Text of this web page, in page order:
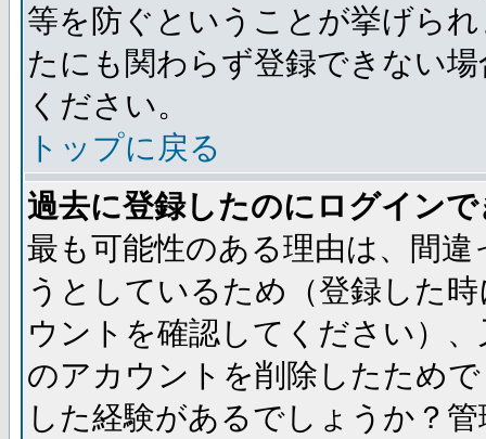
等を防ぐということが挙げら
たにも関わらず登録できない
ください。
トップに戻る
過去に登録したのにログイン
最も可能性のある理由は、間
うとしているため（登録した
ウントを確認してください）
のアカウントを削除したため
した経験があるでしょうか？